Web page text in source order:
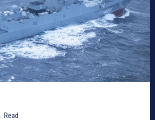
Read